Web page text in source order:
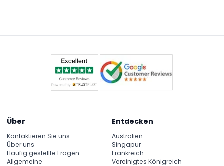
Über
Kontaktieren Sie uns
Über uns
Häufig gestellte Fragen
Allgemeine
Entdecken
Australien
Singapur
Frankreich
Vereinigtes Königreich